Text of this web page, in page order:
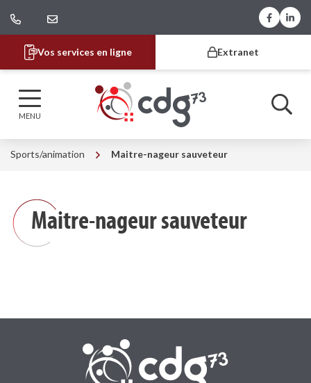
contenu
Lien vers
Lien
Vos services en ligne Extranet
MENU CDG 73
Sports/animation Maitre-nageur sauveteur
Maitre-nageur sauveteur